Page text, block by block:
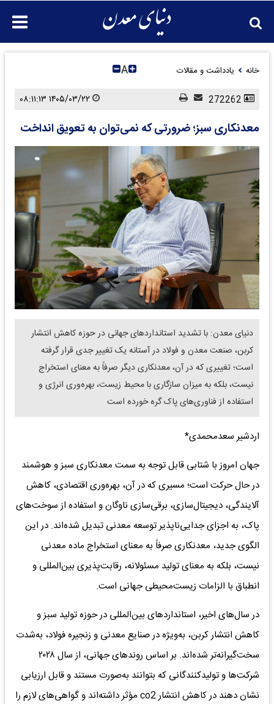
خانه یادداشت و مقالات A
معدنکاری سبز؛ ضرورتی که نمی‌توان به تعویق انداخت
دنیای معدن: با تشدید استانداردهای جهانی در حوزه کاهش انتشار
کربن، صنعت معدن و فولاد در آستانه یک تغییر جدی قرار گرفته
است؛ تغییری که در آن، معدنکاری دیگر صرفاً به معنای استخراج
نیست، بلکه به میزان سازگاری با محیط زیست، بهره‌وری انرژی و
استفاده از فناوری‌های پاک گره خورده است
اردشیر سعدمحمدی*
جهان امروز با شتابی قابل توجه به سمت معدنکاری سبز و هوشمند
در حال حرکت است؛ مسیری که در آن، بهره‌وری اقتصادی، کاهش
آلایندگی، دیجیتال‌سازی، برقی‌سازی ناوگان و استفاده از سوخت‌های
پاک، به اجزای جدایی‌ناپذیر توسعه معدنی تبدیل شده‌اند. در این
الگوی جدید، معدنکاری صرفاً به معنای استخراج ماده معدنی
نیست، بلکه به معنای تولید مسئولانه، رقابت‌پذیری بین‌المللی و
انطباق با الزامات زیست‌محیطی جهانی است.
در سال‌های اخیر، استانداردهای بین‌المللی در حوزه تولید سبز و
کاهش انتشار کربن، به‌ویژه در صنایع معدنی و زنجیره فولاد، به‌شدت
سخت‌گیرانه‌تر شده‌اند. بر اساس روندهای جهانی، از سال ۲۰۲۸
شرکت‌ها و تولیدکنندگانی که بتوانند به‌صورت مستند و قابل ارزیابی
نشان دهند در کاهش انتشار co2 مؤثر داشته‌اند و گواهی‌های لازم را